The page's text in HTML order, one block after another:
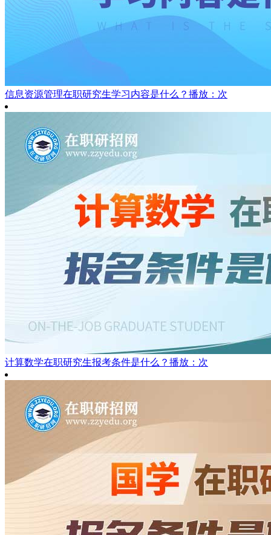
信息资源管理在职研究生学习内容是什么？ 播放：次
计算数学在职研究生报考条件是什么？ 播放：次